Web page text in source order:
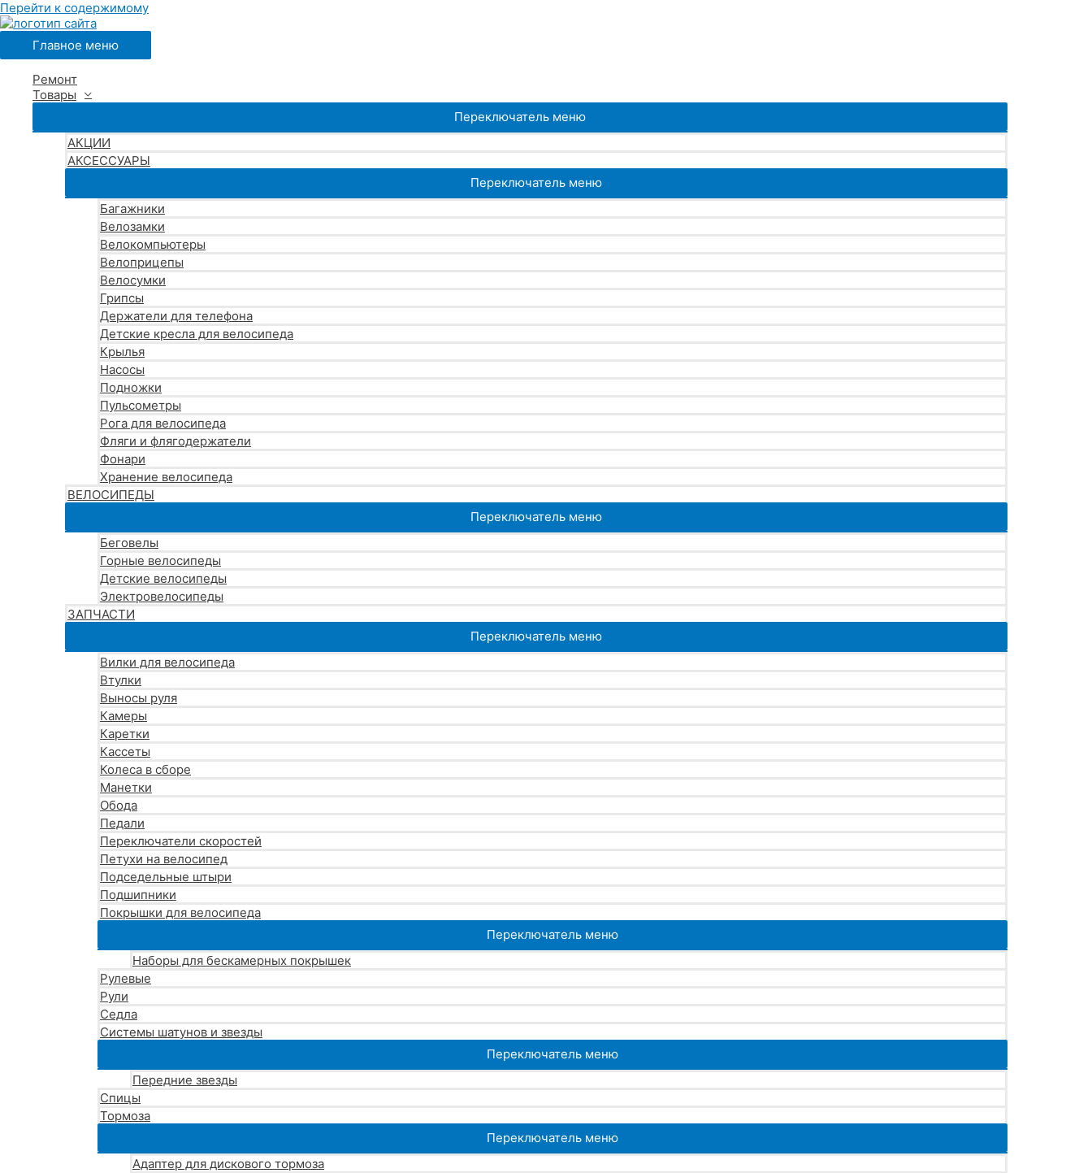
Перейти к содержимому
Главное меню
Ремонт
Товары
Переключатель меню
АКЦИИ
АКСЕССУАРЫ
Переключатель меню
Багажники
Велозамки
Велокомпьютеры
Велоприцепы
Велосумки
Грипсы
Держатели для телефона
Детские кресла для велосипеда
Крылья
Насосы
Подножки
Пульсометры
Рога для велосипеда
Фляги и флягодержатели
Фонари
Хранение велосипеда
ВЕЛОСИПЕДЫ
Переключатель меню
Беговелы
Горные велосипеды
Детские велосипеды
Электровелосипеды
ЗАПЧАСТИ
Переключатель меню
Вилки для велосипеда
Втулки
Выносы руля
Камеры
Каретки
Кассеты
Колеса в сборе
Манетки
Обода
Педали
Переключатели скоростей
Петухи на велосипед
Подседельные штыри
Подшипники
Покрышки для велосипеда
Переключатель меню
Наборы для бескамерных покрышек
Рулевые
Рули
Седла
Системы шатунов и звезды
Переключатель меню
Передние звезды
Спицы
Тормоза
Переключатель меню
Адаптер для дискового тормоза